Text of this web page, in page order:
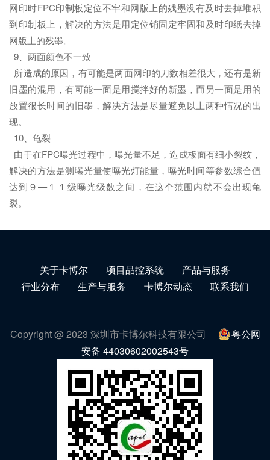
网印时FPC印制板定位不牢和网版上的残墨没有及时去掉堆积
到印制板上，解决的方法是用定位销固定牢固和及时印纸去掉
网版上的残墨。
9、两面颜色不一致
所造成的原因，有可能是两面网印的刀数相差很大，还有是新
旧墨的混用，有可能一面是用搅拌好的新墨，而另一面是用的
放置很长时间的旧墨，解决方法是尽量避免以上两种情况的出
现。
10、龟裂
由于在FPC曝光过程中，曝光量不足，造成板面有细小裂纹，
解决的方法是测曝光量使曝光灯能量，曝光时间等参数综合值
达到９—１１级曝光级数之间，在这个范围内就不会出现龟
裂。
关于卡博尔 项目品控系统
产品与服务
行业分布
生产与服务 卡博尔动态 联系我们
Copyright @ 2023 深圳市卡博尔科技有限公司
粤公网
安备 44030602002543号